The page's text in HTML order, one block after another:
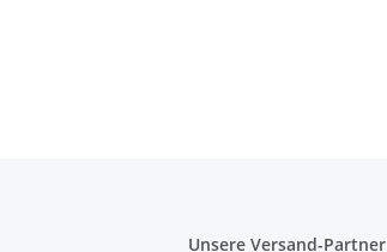
Unsere Versand-Partner